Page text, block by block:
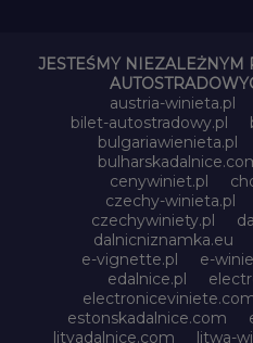
JESTEŚMY NIEZALEŻNYM
austria-winieta.pl
bilet-autostradowy.pl
bulgariawienieta.pl
cenywiniet.pl
czechy-winieta.pl
czechywiniety.pl
dalnicniznamka.eu
e-vignette.pl
e-
edalnice.pl
estonskadalnice.com
litvadalnice.com
litwa-